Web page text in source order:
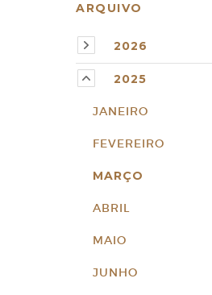
ARQUIVO
2026
2025
JANEIRO
FEVEREIRO
MARÇO
ABRIL
MAIO
JUNHO